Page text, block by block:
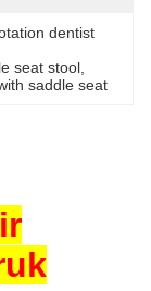
dentist
seat stool
saddle seat